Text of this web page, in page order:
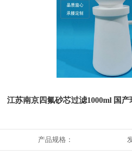
江苏南京四氟砂芯过滤1000ml 国产
产品规格：